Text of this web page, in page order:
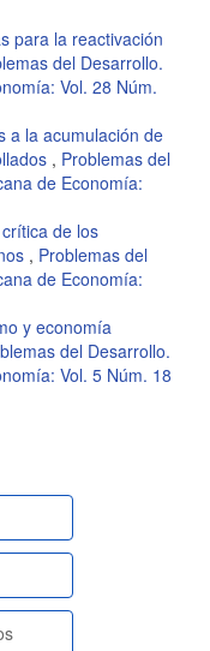
para la reactivación
del Desarrollo.
Vol. 28 Núm.
a la acumulación de
, Problemas del
de Economía:
de los
, Problemas del
de Economía:
y economía
del Desarrollo.
Vol. 5 Núm. 18